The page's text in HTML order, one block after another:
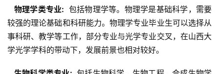
  物理学类专业:
包括物理学等。物理学是基础科学，需要
较强的理论基础和科研能力。物理学专业毕业生可以选择从
事科研、教学等工作，部分专业与光学专业交叉，在山西大
学光学学科的带动下，发展前景也相对较好。